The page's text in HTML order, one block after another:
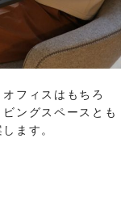
フィスはもちろ
ングスペースとも
ます。